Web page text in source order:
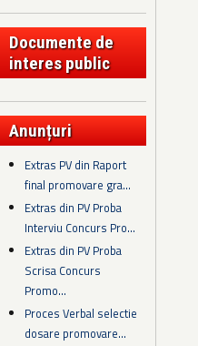
Documente de
interes public
Anunțuri
Extras PV din Raport
final promovare gra...
Extras din PV Proba
Interviu Concurs Pro...
Extras din PV Proba
Scrisa Concurs
Promo...
Proces Verbal selectie
dosare promovare...